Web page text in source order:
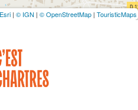
Esri | © IGN | © OpenStreetMap | TouristicMaps